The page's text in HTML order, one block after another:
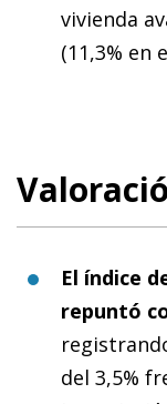
vivienda
(11,3% en
El índice
repuntó
del 3,5%